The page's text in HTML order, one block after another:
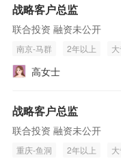
战略客户总监
联合投资 融资未公开
南京-马群 2年以上
高女士
战略客户总监
联合投资 融资未公开
重庆-鱼洞 2年以上